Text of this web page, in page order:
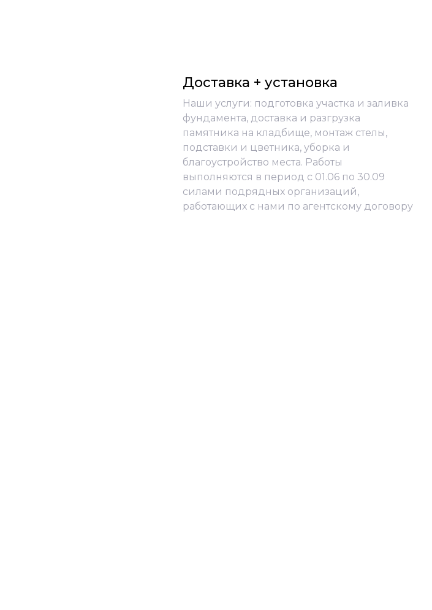
Доставка + установка
Наши услуги: подготовка участка и заливка
фундамента, доставка и разгрузка
памятника на кладбище, монтаж стелы,
подставки и цветника, уборка и
благоустройство места. Работы
выполняются в период с 01.06 по 30.09
силами подрядных организаций,
работающих с нами по агентскому договору